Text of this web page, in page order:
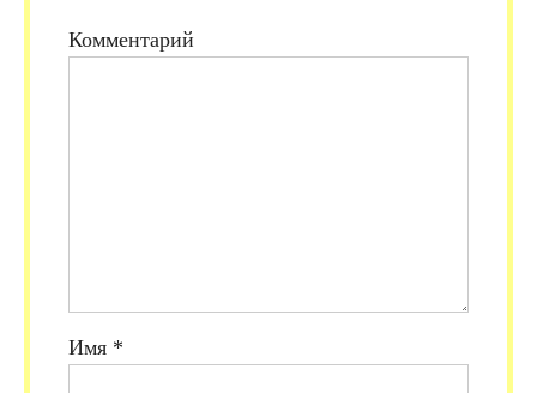
Комментарий
Имя *